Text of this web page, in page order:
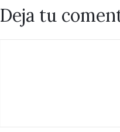
Deja tu